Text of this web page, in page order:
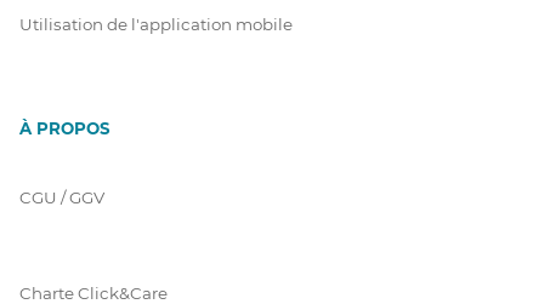
Utilisation de l'application mobile
À PROPOS
CGU / GGV
Charte Click&Care